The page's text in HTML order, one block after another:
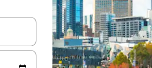
flèches vers le haut et vers le bas pour les